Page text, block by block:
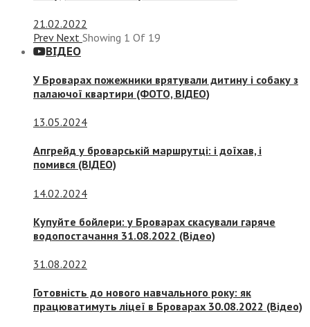
21.02.2022
Prev Next Showing 1 Of 19
ВІДЕО
У Броварах пожежники врятували дитину і собаку з
палаючої квартири (ФОТО, ВІДЕО)
13.05.2024
Апгрейд у броварській маршрутці: і доїхав, і
помився (ВІДЕО)
14.02.2024
Купуйте бойлери: у Броварах скасували гаряче
водопостачання 31.08.2022 (Відео)
31.08.2022
Готовність до нового навчального року: як
працюватимуть ліцеї в Броварах 30.08.2022 (Відео)